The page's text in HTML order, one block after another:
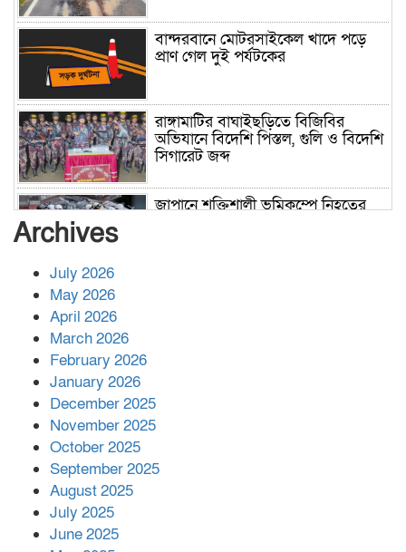
বান্দরবানে মোটরসাইকেল খাদে পড়ে
প্রাণ গেল দুই পর্যটকের
রাঙ্গামাটির বাঘাইছড়িতে বিজিবির
অভিযানে বিদেশি পিস্তল, গুলি ও বিদেশি
সিগারেট জব্দ
জাপানে শক্তিশালী ভূমিকম্পে নিহতের
পর ফোন তারেক রহমানের,গ্যাস সঙ্কট
Archives
July 2026
May 2026
April 2026
March 2026
February 2026
January 2026
December 2025
November 2025
October 2025
September 2025
August 2025
July 2025
June 2025